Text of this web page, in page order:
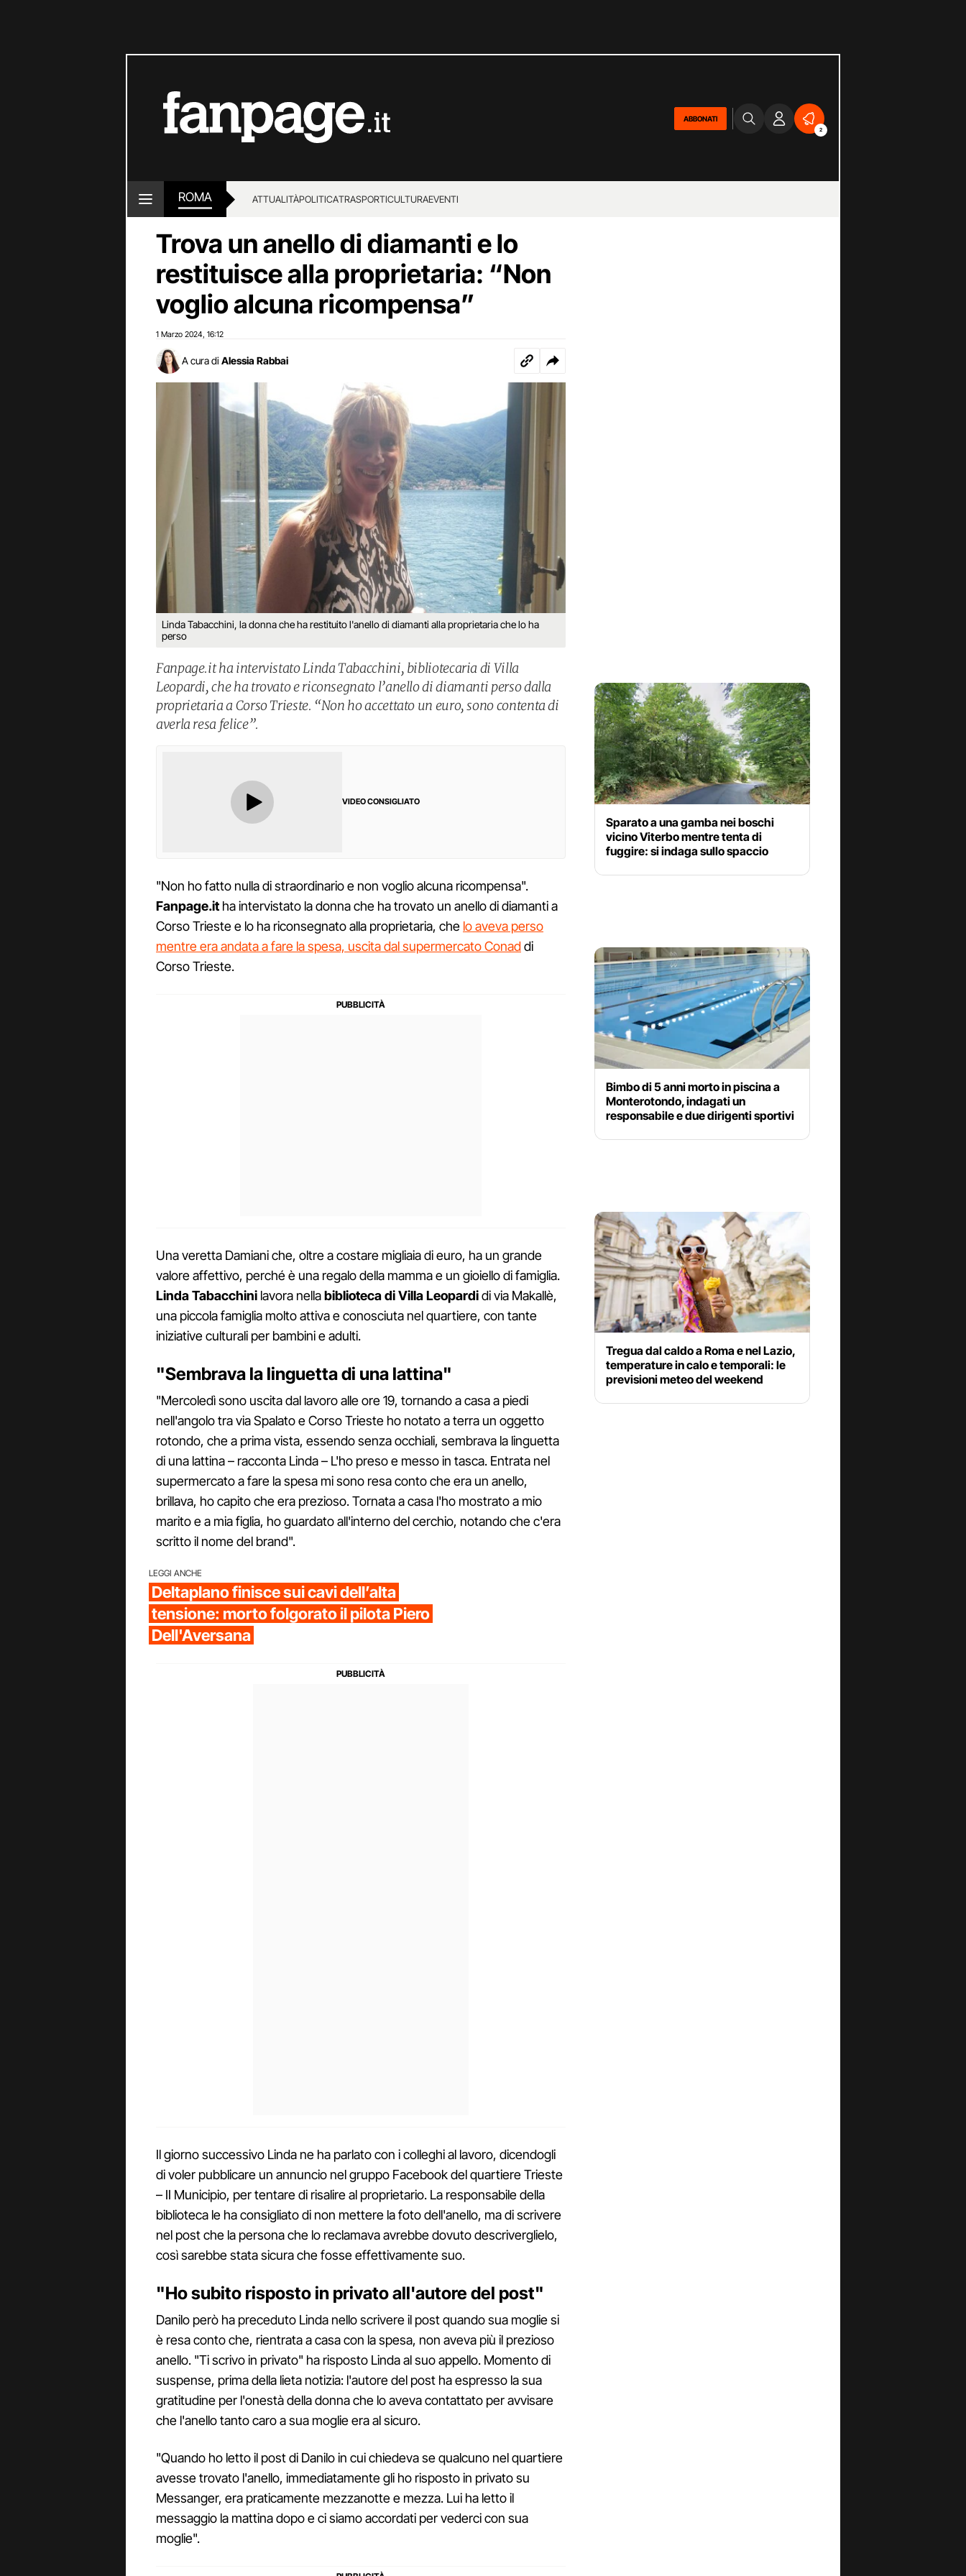
ABBONATI
2
ROMA ATTUALITÀPOLITICATRASPORTICULTURAEVENTI
Trova un anello di diamanti e lo
restituisce alla proprietaria: “Non
voglio alcuna ricompensa”
1 Marzo 2024 16:12
A cura di Alessia Rabbai
Linda Tabacchini, la donna che ha restituito l'anello di diamanti alla proprietaria che lo ha
perso
Fanpage.it ha intervistato Linda Tabacchini, bibliotecaria di Villa
Leopardi, che ha trovato e riconsegnato l’anello di diamanti perso dalla
proprietaria a Corso Trieste. “Non ho accettato un euro, sono contenta di
averla resa felice”.
VIDEO CONSIGLIATO
"Non ho fatto nulla di straordinario e non voglio alcuna ricompensa".
Fanpage.it ha intervistato la donna che ha trovato un anello di diamanti a
Corso Trieste e lo ha riconsegnato alla proprietaria, che lo aveva perso
mentre era andata a fare la spesa, uscita dal supermercato Conaddi
Corso Trieste.
Una veretta Damiani che, oltre a costare migliaia di euro, ha un grande
valore affettivo, perché è una regalo della mamma e un gioiello di famiglia.
Linda Tabacchini lavora nellabiblioteca di Villa Leopardidi via Makallè,
una piccola famiglia molto attiva e conosciuta nel quartiere, con tante
iniziative culturali per bambini e adulti.
"Sembrava la linguetta di una lattina"
"Mercoledì sono uscita dal lavoro alle ore 19, tornando a casa a piedi
nell'angolo tra via Spalato e Corso Trieste ho notato a terra un oggetto
rotondo, che a prima vista, essendo senza occhiali, sembrava la linguetta
di una lattina – racconta Linda – L'ho preso e messo in tasca. Entrata nel
supermercato a fare la spesa mi sono resa conto che era un anello,
brillava, ho capito che era prezioso. Tornata a casa l'ho mostrato a mio
marito e a mia figlia, ho guardato all'interno del cerchio, notando che c'era
scritto il nome del brand".
LEGGI ANCHE
Deltaplano finisce sui cavi dell’alta
tensione: morto folgorato il pilota Piero
Dell'Aversana
Il giorno successivo Linda ne ha parlato con i colleghi al lavoro, dicendogli
di voler pubblicare un annuncio nel gruppo Facebook del quartiere Trieste
– II Municipio, per tentare di risalire al proprietario. La responsabile della
biblioteca le ha consigliato di non mettere la foto dell'anello, ma di scrivere
nel post che la persona che lo reclamava avrebbe dovuto descriverglielo,
così sarebbe stata sicura che fosse effettivamente suo.
"Ho subito risposto in privato all'autore del post"
Danilo però ha preceduto Linda nello scrivere il post quando sua moglie si
è resa conto che, rientrata a casa con la spesa, non aveva più il prezioso
anello. "Ti scrivo in privato" ha risposto Linda al suo appello. Momento di
suspense, prima della lieta notizia: l'autore del post ha espresso la sua
gratitudine per l'onestà della donna che lo aveva contattato per avvisare
che l'anello tanto caro a sua moglie era al sicuro.
"Quando ho letto il post di Danilo in cui chiedeva se qualcuno nel quartiere
avesse trovato l'anello, immediatamente gli ho risposto in privato su
Messanger, era praticamente mezzanotte e mezza. Lui ha letto il
messaggio la mattina dopo e ci siamo accordati per vederci con sua
moglie".
Sparato a una gamba nei boschi
vicino Viterbo mentre tenta di
fuggire: si indaga sullo spaccio
Bimbo di 5 anni morto in piscina a
Monterotondo, indagati un
responsabile e due dirigenti sportivi
Tregua dal caldo a Roma e nel Lazio,
temperature in calo e temporali: le
previsioni meteo del weekend